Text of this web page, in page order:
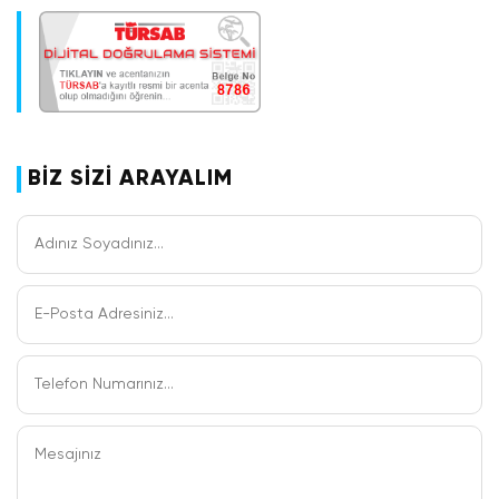
sokaklar arasında gezintiye başlıyoruz. İlk
durağımız yöreye özgü el yapımı eşyaların
yapılışını, hindistan cevizinden üretilen
şekerlerin imalathanelerini ve rengârenk
taze meyveleri tadarken yerel sanatçıların
çiftliğe uğruyor ve kanallar arasında devam
eden turumuzda yörenin yaşayışı hakkında her
ziyaret ediyoruz. Öğle yemeğimizi yerel
restoranda alıyoruz. Turdan sonra
otelimizde.
Öğle yemekli Mekong Deltası Turu: 80 $ (Kişi
BİZ SİZİ ARAYALIM